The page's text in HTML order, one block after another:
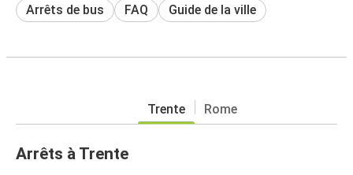
Arrêts de bus FAQ Guide de la ville
Trente Rome
Arrêts à Trente